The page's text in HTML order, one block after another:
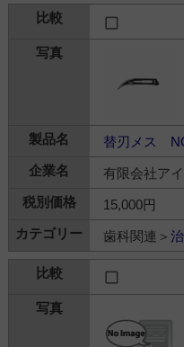
替刃メス
有限会社ア
15,000円
歯科関連＞